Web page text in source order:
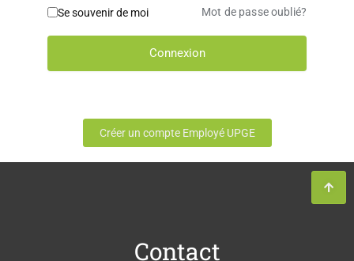
Se souvenir de moi Mot de passe oublié?
Connexion
Créer un compte Employé UPGE
Contact